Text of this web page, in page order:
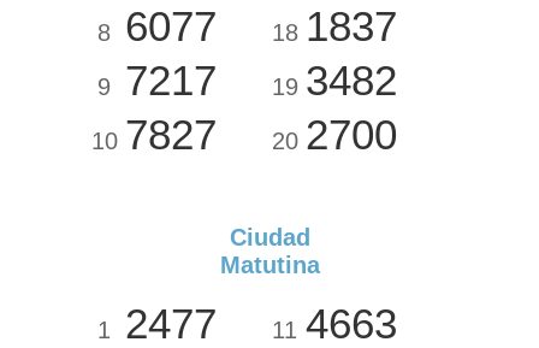
8 6077
9 7217
10 7827
18 1837
19 3482
20 2700
Ciudad
Matutina
1 2477 11 4663